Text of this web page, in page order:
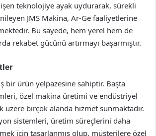
teknolojiye ayak uydurarak, sürekli
JMS Makina, Ar-Ge faaliyetlerine
Bu sayede, hem yerel hem de
rekabet gücünü artırmayı başarmıştır.
bir ürün yelpazesine sahiptir. Başta
özel makina üretimi ve endüstriyel
üzere birçok alanda hizmet sunmaktadır.
sistemleri, üretim süreçlerini daha
için tasarlanmış olup, müşterilere özel